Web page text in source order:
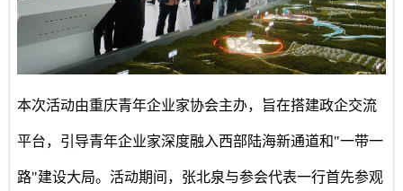
本次活动由重庆青年企业家协会主办，旨在搭建政企交流
平台，引导青年企业家深度融入西部陆海新通道和"一带一
路"建设大局。活动期间，张北泉与参会代表一行首先参观